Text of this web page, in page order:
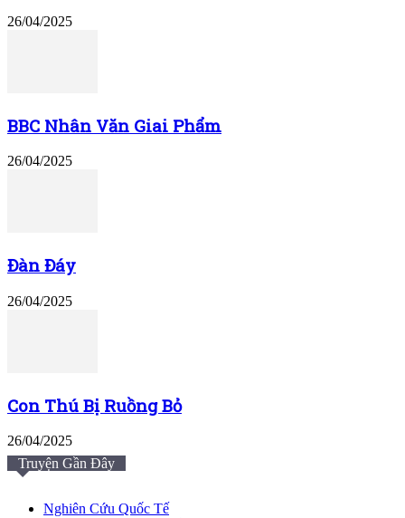
26/04/2025
BBC Nhân Văn Giai Phẩm
26/04/2025
Đàn Đáy
26/04/2025
Con Thú Bị Ruồng Bỏ
26/04/2025
Truyện Gần Đây
Nghiên Cứu Quốc Tế